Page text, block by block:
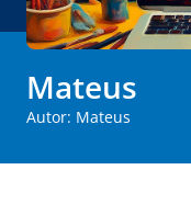
Mateus
Autor: Mateus